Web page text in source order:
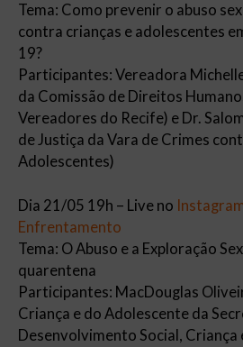
Tema: Como prevenir o abuso
contra crianças e adolescentes
19?
Participantes: Vereadora
da Comissão de Direitos
Vereadores do Recife) e Dr.
de Justiça da Vara de Crimes
Adolescentes)
Dia 21/05 19h – Live no
Enfrentamento
Tema: O Abuso e a Exploração
quarentena
Participantes: MacDouglas
Criança e do Adolescente da
Desenvolvimento Social, Criança